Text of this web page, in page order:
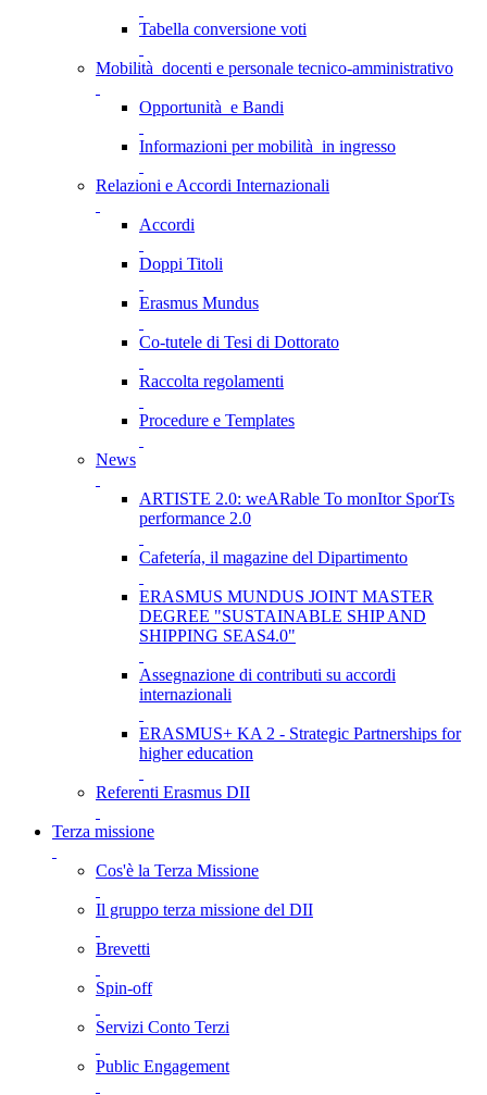
Tabella conversione voti
Mobilità docenti e personale tecnico-amministrativo
Opportunità e Bandi
Informazioni per mobilità in ingresso
Relazioni e Accordi Internazionali
Accordi
Doppi Titoli
Erasmus Mundus
Co-tutele di Tesi di Dottorato
Raccolta regolamenti
Procedure e Templates
News
ARTISTE 2.0: weARable To monItor SporTs
performance 2.0
Cafetería, il magazine del Dipartimento
ERASMUS MUNDUS JOINT MASTER
DEGREE "SUSTAINABLE SHIP AND
SHIPPING SEAS4.0"
Assegnazione di contributi su accordi
internazionali
ERASMUS+ KA 2 - Strategic Partnerships for
higher education
Referenti Erasmus DII
Terza missione
Cos'è la Terza Missione
Il gruppo terza missione del DII
Brevetti
Spin-off
Servizi Conto Terzi
Public Engagement